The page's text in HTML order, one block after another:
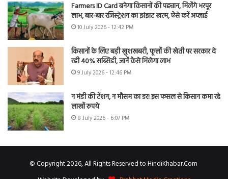
Farmers ID Card बनेगा किसानों की पहचान, मिलेंगे भरपूर
लाभ, बार-बार रजिस्ट्रेशन का झंझट खत्म, ऐसे करें अप्लाई
10 July 2026 - 12:42 PM
किसानों के लिए बड़ी खुशखबरी, फूलों की खेती पर सरकार दे
रही 40% सब्सिडी, जानें कैसे मिलेगा लाभ
9 July 2026 - 12:46 PM
न मंडी की टेंशन, न मौसम का डर! इस फसल से किसान कमा रहे
लाखों रुपये
8 July 2026 - 6:07 PM
© Copyright 2026, All Rights Reserved to HindiKhabar.Com